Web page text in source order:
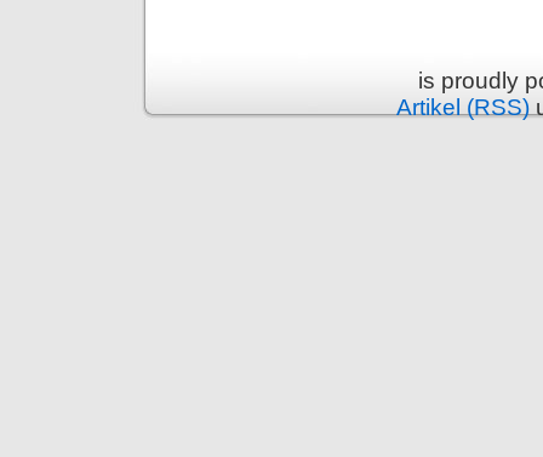
is proudly
Artikel (RSS)